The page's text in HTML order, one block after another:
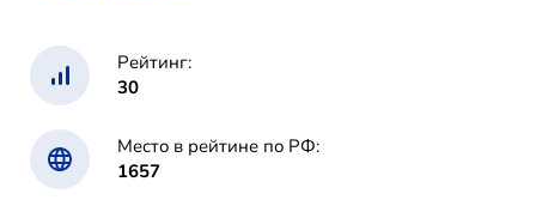
Рейтинг:
30
Место в рейтине по РФ:
1657